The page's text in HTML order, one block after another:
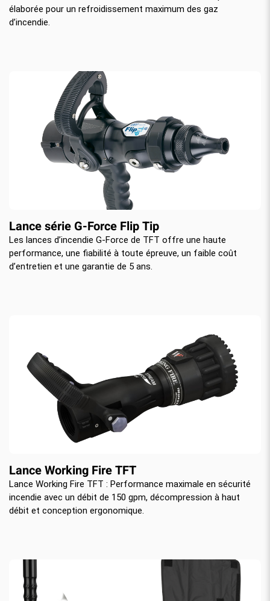
élaborée pour un refroidissement maximum des gaz
d’incendie.
Lance série G-Force Flip Tip
Les lances d’incendie G-Force de TFT offre une haute
performance, une fiabilité à toute épreuve, un faible coût
d’entretien et une garantie de 5 ans.
Lance Working Fire TFT
Lance Working Fire TFT : Performance maximale en sécurité
incendie avec un débit de 150 gpm, décompression à haut
débit et conception ergonomique.